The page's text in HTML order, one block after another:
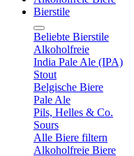
Bierstile
Beliebte Bierstile
Alkoholfreie
India Pale Ale (IPA)
Stout
Belgische Biere
Pale Ale
Pils, Helles & Co.
Sours
Alle Biere filtern
Alkoholfreie Biere